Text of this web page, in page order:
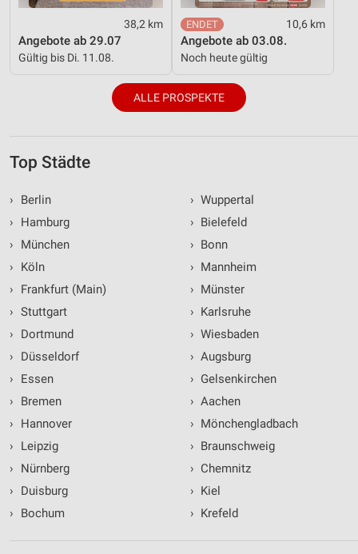
38,2 km
Angebote ab 29.07
Gültig bis Di. 11.08.
10,6 km
Angebote ab 03.08.
Noch heute gültig
ALLE PROSPEKTE
Top Städte
›
Berlin
›
Hamburg
›
München
›
Köln
›
Frankfurt (Main)
› Stuttgart
›
Dortmund
›
Düsseldorf
›
Essen
›
Bremen
›
Hannover
›
Leipzig
›
Nürnberg
›
Duisburg
›
Bochum
› Wuppertal
› Bielefeld
› Bonn
› Mannheim
› Münster
› Karlsruhe
› Wiesbaden
› Augsburg
› Gelsenkirchen
› Aachen
› Mönchengladbach
› Braunschweig
› Chemnitz
› Kiel
› Krefeld